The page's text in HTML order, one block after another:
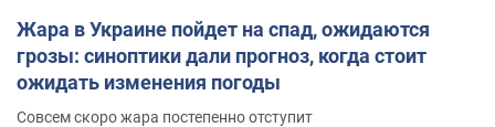
Жара в Украине пойдет на спад, ожидаются
грозы: синоптики дали прогноз, когда стоит
ожидать изменения погоды
Совсем скоро жара постепенно отступит